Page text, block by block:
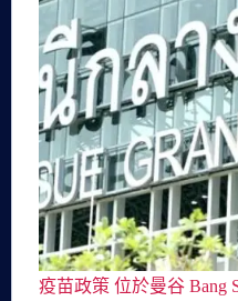
疫苗政策 位於曼谷 Bang